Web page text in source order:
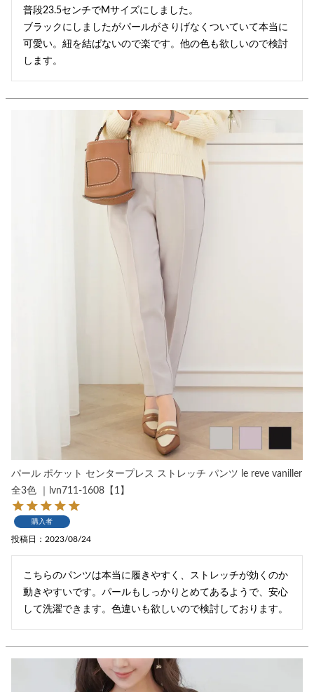
普段23.5センチでMサイズにしました。
ブラックにしましたがパールがさりげなくついていて本当に
可愛い。紐を結ばないので楽です。他の色も欲しいので検討
します。
パール ポケット センタープレス ストレッチ パンツ le reve vaniller
全3色 ｜lvn711-1608【1】
購入者
投稿日 2023/08/24
こちらのパンツは本当に履きやすく、ストレッチが効くのか
動きやすいです。パールもしっかりとめてあるようで、安心
して洗濯できます。色違いも欲しいので検討しております。